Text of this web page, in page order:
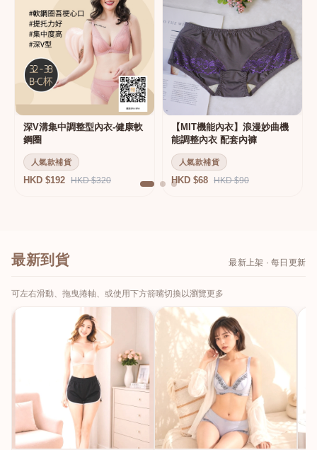
深V溝集中調整型內衣-健康軟
鋼圈
人氣款補貨
HKD $192 HKD $320
【MIT機能內衣】浪漫妙曲機
能調整內衣 配套內褲
人氣款補貨
HKD $68 HKD $90
最新到貨 最新上架 · 每日更新
可左右滑動、拖曳捲軸、或使用下方箭嘴切換以瀏覽更多